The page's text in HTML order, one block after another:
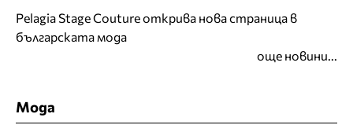
Pelagia Stage Couture открива нова страница в
българската мода
още новини...
Мода